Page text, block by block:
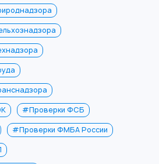
#Проверки ФСБ
#Проверки ФМБА России